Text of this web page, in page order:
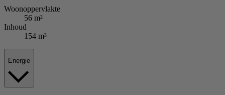
Woonoppervlakte
56 m²
Inhoud
154 m³
Energie